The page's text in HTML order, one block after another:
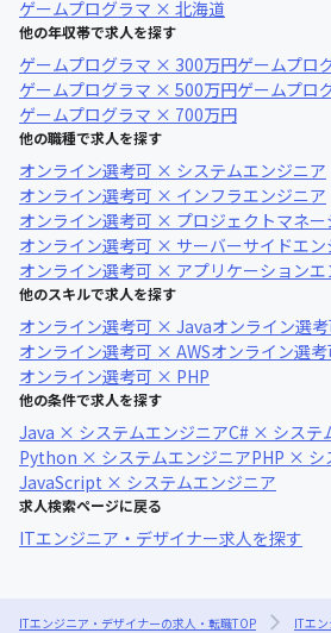
ゲームプログラマ × 北海道
他の年収帯で求人を探す
ゲームプログラマ × 300万円ゲームプロ
ゲームプログラマ × 500万円ゲームプロ
ゲームプログラマ × 700万円
他の職種で求人を探す
オンライン選考可 × システムエンジニア
オンライン選考可 × インフラエンジニア
オンライン選考可 × プロジェクトマネー
オンライン選考可 × サーバーサイドエン
オンライン選考可 × アプリケーションエ
他のスキルで求人を探す
オンライン選考可 × Javaオンライン選
オンライン選考可 × AWSオンライン選
オンライン選考可 × PHP
他の条件で求人を探す
Java × システムエンジニアC# × システ
Python × システムエンジニアPHP × シ
JavaScript × システムエンジニア
求人検索ページに戻る
ITエンジニア・デザイナー求人を探す
ITエンジニア・デザイナーの求人・転職TOP ITエ